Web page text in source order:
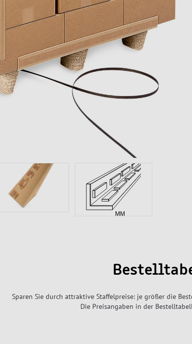
Sparen Sie durch attraktive Staffelpreise: je größer die
Die Preisangaben in der